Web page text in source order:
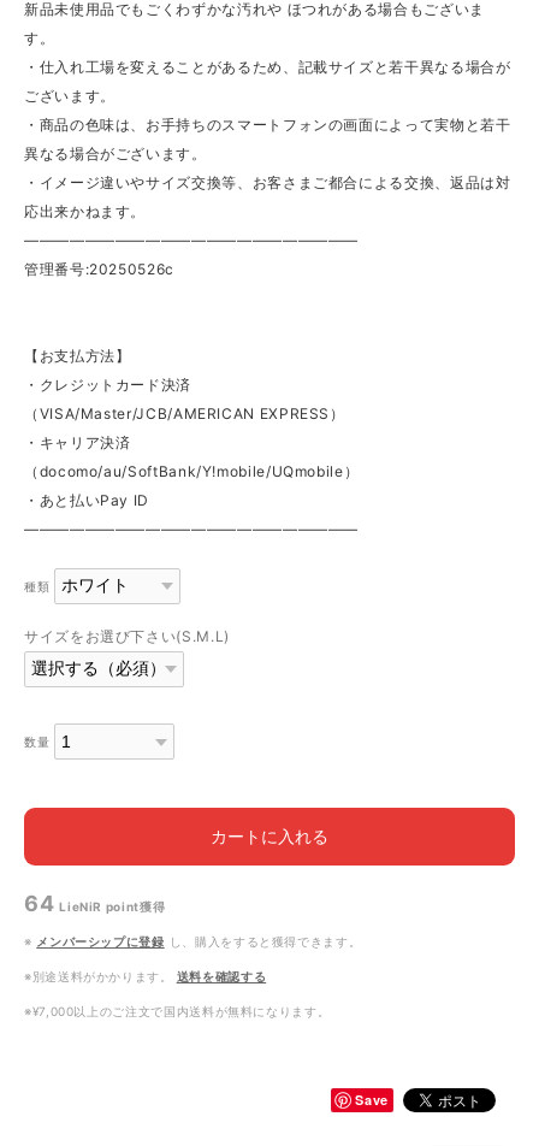
新品未使用品でもごくわずかな汚れや ほつれがある場合もございま
す。
・仕入れ工場を変えることがあるため、記載サイズと若干異なる場合が
ございます。
・商品の色味は、お手持ちのスマートフォンの画面によって実物と若干
異なる場合がございます。
・イメージ違いやサイズ交換等、お客さまご都合による交換、返品は対
応出来かねます。
——————————————————————
管理番号:20250526c
【お支払方法】
・クレジットカード決済
（VISA/Master/JCB/AMERICAN EXPRESS）
・キャリア決済
（docomo/au/SoftBank/Y!mobile/UQmobile）
・あと払いPay ID
——————————————————————
種類
サイズをお選び下さい(S.M.L)
数量
カートに入れる
64 LieNiR point獲得
※ メンバーシップに登録 し、購入をすると獲得できます。
※別途送料がかかります。 送料を確認する
※¥7,000以上のご注文で国内送料が無料になります。
Save